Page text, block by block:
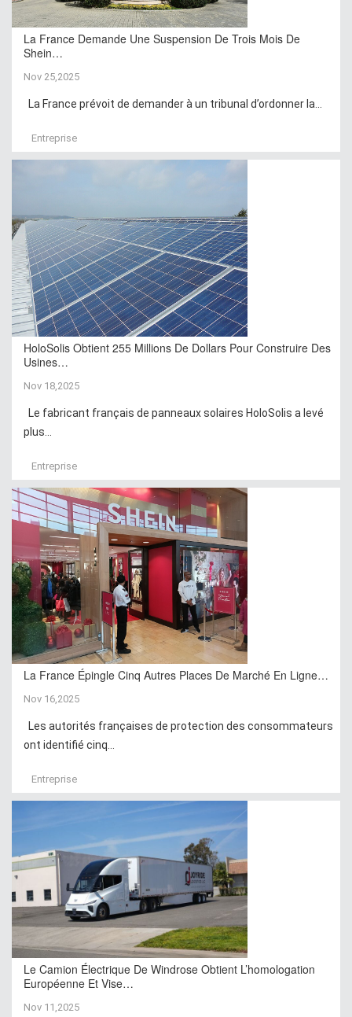
La France Demande Une Suspension De Trois Mois De
Shein…
Nov 25,2025
La France prévoit de demander à un tribunal d’ordonner la...
Entreprise
HoloSolis Obtient 255 Millions De Dollars Pour Construire Des
Usines…
Nov 18,2025
Le fabricant français de panneaux solaires HoloSolis a levé
plus...
Entreprise
La France Épingle Cinq Autres Places De Marché En Ligne…
Nov 16,2025
Les autorités françaises de protection des consommateurs
ont identifié cinq...
Entreprise
Le Camion Électrique De Windrose Obtient L’homologation
Européenne Et Vise…
Nov 11,2025